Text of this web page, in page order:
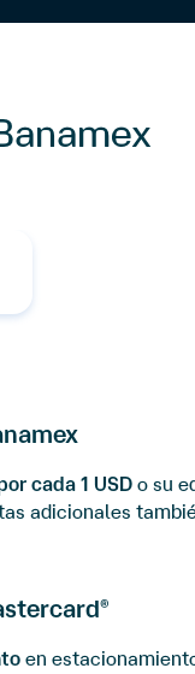
cada 1 USD o su
adicionales
®
en